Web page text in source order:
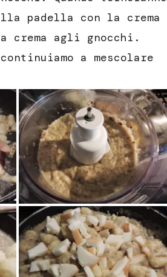
padella con la crema
crema agli gnocchi.
a mescolare